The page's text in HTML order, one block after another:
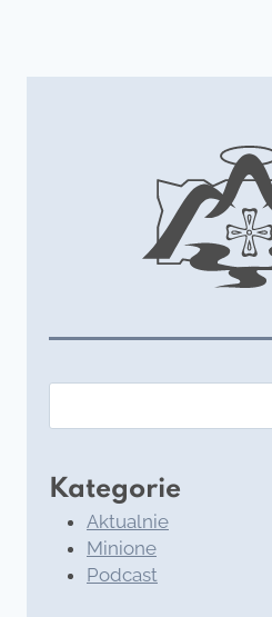
Kategorie
Aktualnie
Minione
Podcast